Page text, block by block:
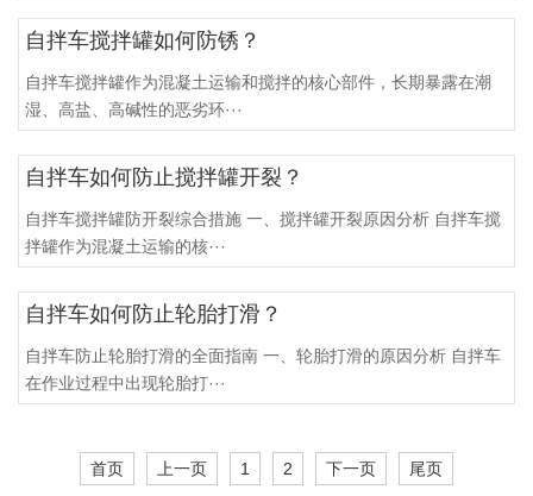
自拌车搅拌罐如何防锈？
自拌车搅拌罐作为混凝土运输和搅拌的核心部件，长期暴露在潮
湿、高盐、高碱性的恶劣环···
自拌车如何防止搅拌罐开裂？
自拌车搅拌罐防开裂综合措施 一、搅拌罐开裂原因分析 自拌车搅
拌罐作为混凝土运输的核···
自拌车如何防止轮胎打滑？
自拌车防止轮胎打滑的全面指南 一、轮胎打滑的原因分析 自拌车
在作业过程中出现轮胎打···
首页 上一页 1 2 下一页 尾页